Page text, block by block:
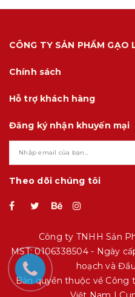
CÔNG TY SẢN PHẨM GẠO
Chính sách
Hỗ trợ khách hàng
Đăng ký nhận khuyến mại
Theo dõi chúng tôi
Công ty TNHH Sản
MST: 0106338504 - Ngày
hoạch và
Bản quyền thuộc về Công